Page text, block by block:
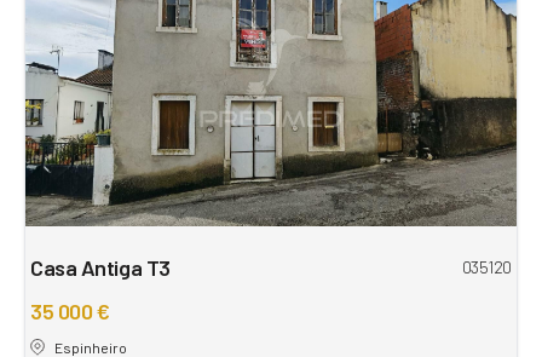
Casa Antiga T3 035120
35 000 €
Espinheiro